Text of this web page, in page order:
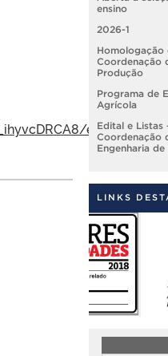
ensino
2026-1
Homologação
Coordenação
Produção
Programa de
Agrícola
Edital e
Coordenação
Engenharia
LINKS